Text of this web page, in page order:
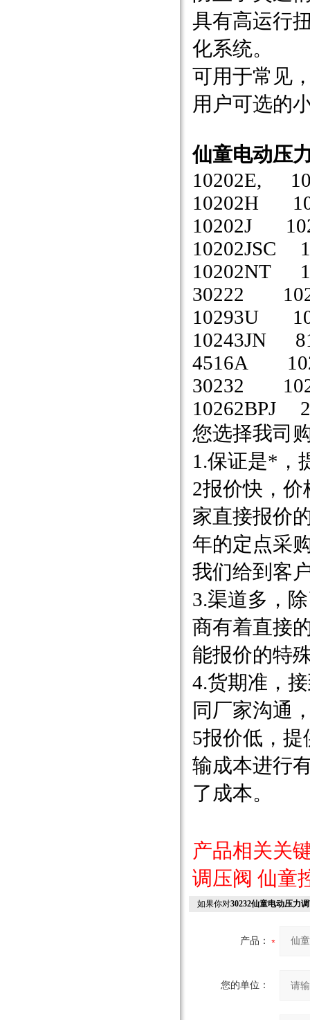
具有高运行
化系统。
可用于常见
用户可选的
仙童电动压
10202E,
10202H
10202J
10202JSC
10202NT
30222
10293U
10243JN
4516A
30232
10262BPJ
您选择我司
1.保证是*，
2报价快，
家直接报价
年的定点采
我们给到客
3.渠道多，
商有着直接
能报价的特
4.货期准，
同厂家沟通
5报价低，
输成本进行
了成本。
产品相关关
调压阀 仙童
如果你对30232仙童电动压力
产品：
您的单位：